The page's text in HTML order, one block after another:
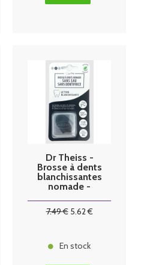
Dr Theiss -
Brosse à dents
blanchissantes
nomade -
7.49€ 5.62€
En stock